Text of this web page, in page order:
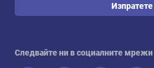
Изпратете
Следвайте ни в социалните мрежи